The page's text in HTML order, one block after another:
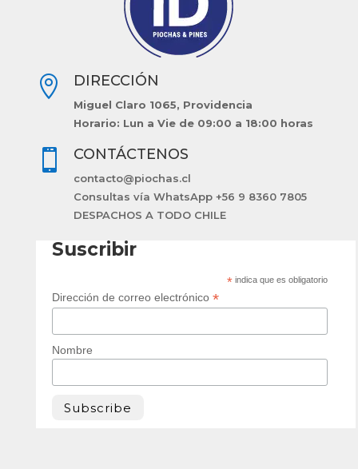
 DIRECCIÓN
Miguel Claro 1065, Providencia
Horario: Lun a Vie de 09:00 a 18:00 horas
 CONTÁCTENOS
contacto@piochas.cl
Consultas vía WhatsApp +56 9 8360 7805
DESPACHOS A TODO CHILE
Suscribir
* indica que es obligatorio
Dirección de correo electrónico *
Nombre